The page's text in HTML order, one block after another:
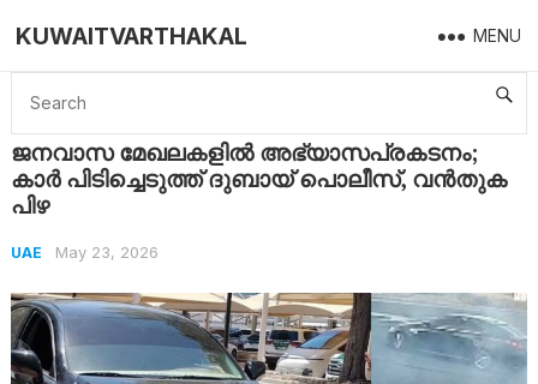
KUWAITVARTHAKAL MENU
Home UAE ജനവാസ മേഖലകളിൽ അഭ്യാസപ്രകടനം; കാർ പിടിച്ചെടുത്ത് ദുബായ് പൊലീസ്, വൻതുക പിഴ
ജനവാസ മേഖലകളിൽ അഭ്യാസപ്രകടനം;
കാർ പിടിച്ചെടുത്ത് ദുബായ് പൊലീസ്, വൻതുക
പിഴ
UAE May 23, 2026